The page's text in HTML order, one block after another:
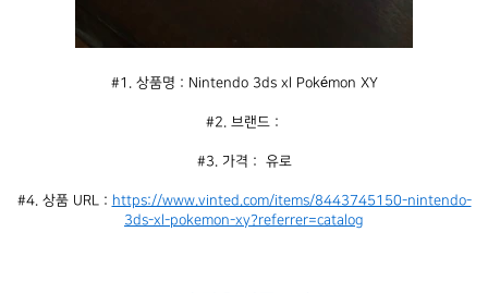
#1. 상품명 : Nintendo 3ds xl Pokémon XY
#2. 브랜드 :
#3. 가격 :  유로
#4. 상품 URL : https://www.vinted.com/items/8443745150-nintendo-
3ds-xl-pokemon-xy?referrer=catalog